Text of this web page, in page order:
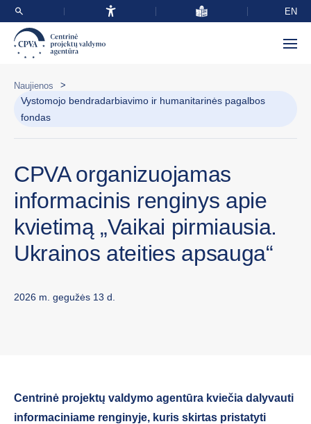
EN
Naujienos >
Vystomojo bendradarbiavimo ir humanitarinės pagalbos
fondas
CPVA organizuojamas
informacinis renginys apie
kvietimą „Vaikai pirmiausia.
Ukrainos ateities apsauga“
2026 m. gegužės 13 d.
Centrinė projektų valdymo agentūra kviečia dalyvauti
informaciniame renginyje, kuris skirtas pristatyti